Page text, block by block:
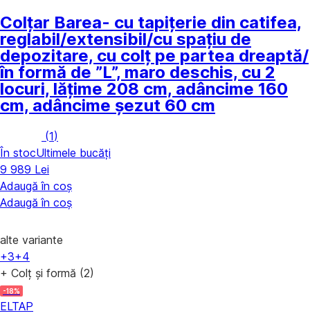
Colțar Barea- cu tapițerie din catifea,
reglabil/extensibil/cu spațiu de
depozitare, cu colț pe partea dreaptă/
în formă de ”L”, maro deschis, cu 2
locuri, lățime 208 cm, adâncime 160
cm, adâncime șezut 60 cm
(1)
În stocUltimele bucăți
9 989 Lei
Adaugă în coș
Adaugă în coș
alte variante
+3+4
+ Colț și formă (2)
-18%
ELTAP